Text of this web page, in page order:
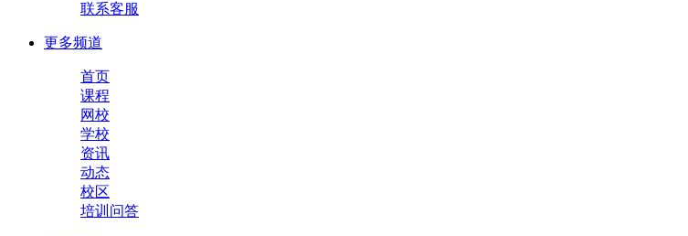
联系客服
更多频道
首页
课程
网校
学校
资讯
动态
校区
培训问答